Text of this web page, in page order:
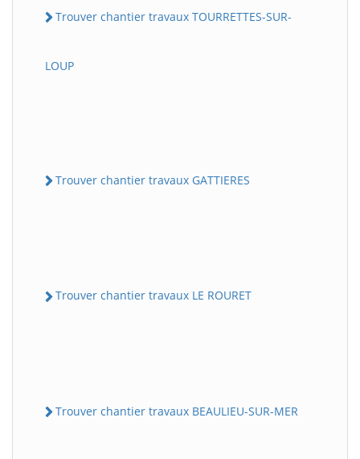
Trouver chantier travaux TOURRETTES-SUR-
LOUP
Trouver chantier travaux GATTIERES
Trouver chantier travaux LE ROURET
Trouver chantier travaux BEAULIEU-SUR-MER